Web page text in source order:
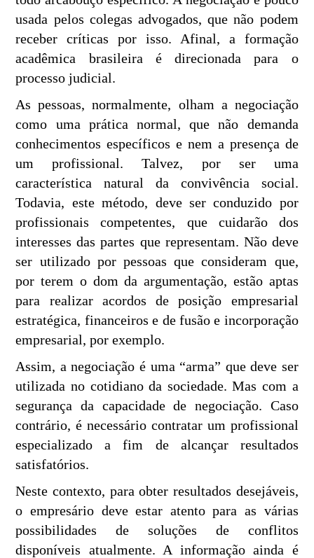
usada pelos colegas advogados, que não podem
receber críticas por isso. Afinal, a formação
acadêmica brasileira é direcionada para o
processo judicial.
As pessoas, normalmente, olham a negociação
como uma prática normal, que não demanda
conhecimentos específicos e nem a presença de
um profissional. Talvez, por ser uma
característica natural da convivência social.
Todavia, este método, deve ser conduzido por
profissionais competentes, que cuidarão dos
interesses das partes que representam. Não deve
ser utilizado por pessoas que consideram que,
por terem o dom da argumentação, estão aptas
para realizar acordos de posição empresarial
estratégica, financeiros e de fusão e incorporação
empresarial, por exemplo.
Assim, a negociação é uma “arma” que deve ser
utilizada no cotidiano da sociedade. Mas com a
segurança da capacidade de negociação. Caso
contrário, é necessário contratar um profissional
especializado a fim de alcançar resultados
satisfatórios.
Neste contexto, para obter resultados desejáveis,
o empresário deve estar atento para as várias
possibilidades de soluções de conflitos
disponíveis atualmente. A informação ainda é